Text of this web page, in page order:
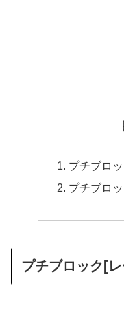
プチブロ
プチブロ
プチブロック[